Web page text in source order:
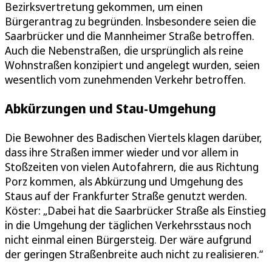
Bezirksvertretung gekommen, um einen
Bürgerantrag zu begründen. lnsbesondere seien die
Saarbrücker und die Mannheimer Straße betroffen.
Auch die Nebenstraßen, die ursprünglich als reine
Wohnstraßen konzipiert und angelegt wurden, seien
wesentlich vom zunehmenden Verkehr betroffen.
Abkürzungen und Stau-Umgehung
Die Bewohner des Badischen Viertels klagen darüber,
dass ihre Straßen immer wieder und vor allem in
Stoßzeiten von vielen Autofahrern, die aus Richtung
Porz kommen, als Abkürzung und Umgehung des
Staus auf der Frankfurter Straße genutzt werden.
Köster: „Dabei hat die Saarbrücker Straße als Einstieg
in die Umgehung der täglichen Verkehrsstaus noch
nicht einmal einen Bürgersteig. Der wäre aufgrund
der geringen Straßenbreite auch nicht zu realisieren.“